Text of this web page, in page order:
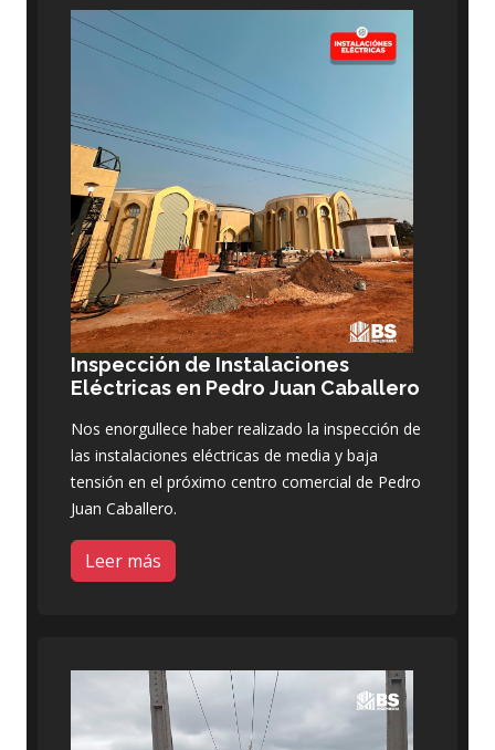
Inspección de Instalaciones
Eléctricas en Pedro Juan Caballero
Nos enorgullece haber realizado la inspección de
las instalaciones eléctricas de media y baja
tensión en el próximo centro comercial de Pedro
Juan Caballero.
Leer más